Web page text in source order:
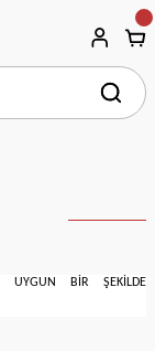
UYGUN BİR ŞEKİLDE